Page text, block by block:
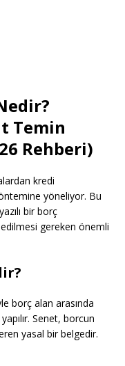
Temin
Rehberi)
kredi
yöneliyor. Bu
bir borç
gereken önemli
borç alan arasında
Senet, borcun
yasal bir belgedir.